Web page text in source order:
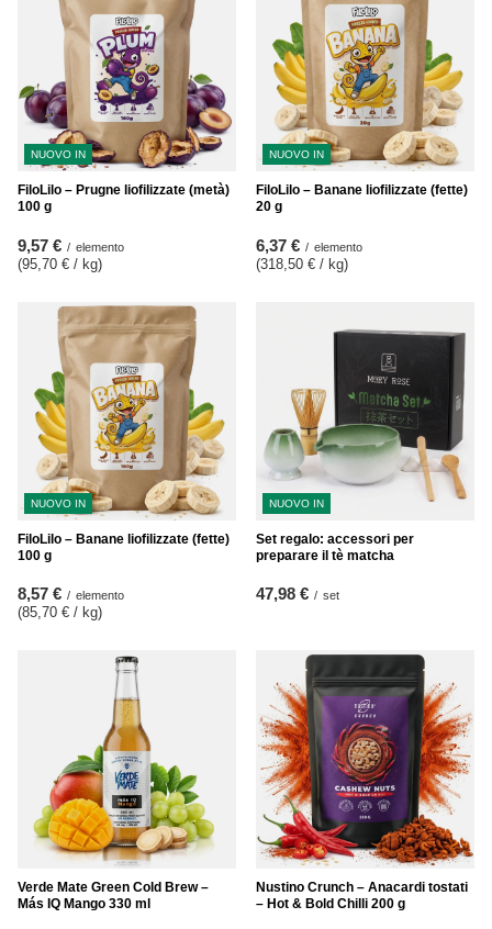
NUOVO IN
FiloLilo – Prugne liofilizzate (metà)
100 g
9,57 € / elemento
(95,70 € / kg)
NUOVO IN
FiloLilo – Banane liofilizzate (fette)
20 g
6,37 € / elemento
(318,50 € / kg)
NUOVO IN
FiloLilo – Banane liofilizzate (fette)
100 g
8,57 € / elemento
(85,70 € / kg)
NUOVO IN
Set regalo: accessori per
preparare il tè matcha
47,98 € / set
Verde Mate Green Cold Brew –
Más IQ Mango 330 ml
Nustino Crunch – Anacardi tostati
– Hot & Bold Chilli 200 g